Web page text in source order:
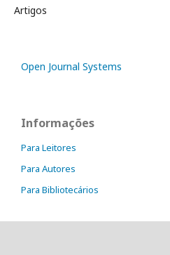
Artigos
Open Journal Systems
Informações
Para Leitores
Para Autores
Para Bibliotecários